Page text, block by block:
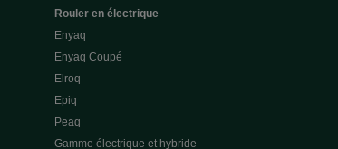
Rouler en électrique
Enyaq
Enyaq Coupé
Elroq
Epiq
Peaq
Gamme électrique et hybride